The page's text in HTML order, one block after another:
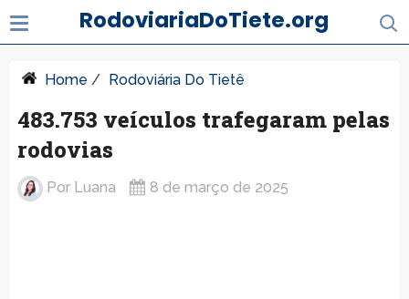
RodoviariaDoTiete.org
Home / Rodoviária Do Tietê
483.753 veículos trafegaram pelas
rodovias
Por Luana 8 de março de 2025